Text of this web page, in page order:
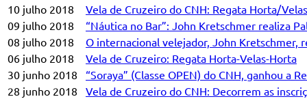
10 julho 2018
Vela de Cruzeiro do CNH: Regata Horta/
09 julho 2018
“Náutica no Bar”: John Kretschmer realiza
08 julho 2018
O internacional velejador, John Kretschmer,
06 julho 2018
Vela de Cruzeiro: Regata Horta-Velas-Horta
30 junho 2018
“Soraya” (Classe OPEN) do CNH, ganhou a
28 junho 2018
Vela de Cruzeiro do CNH: Decorrem as